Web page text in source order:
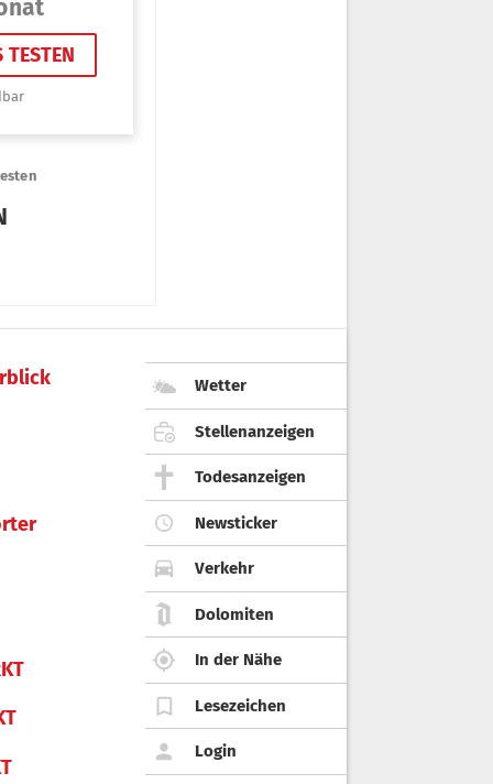
Wetter
Stellenanzeigen
Todesanzeigen
Newsticker
Verkehr
Dolomiten
In der Nähe
Lesezeichen
Login